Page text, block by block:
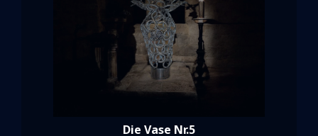
Die Vase Nr.5